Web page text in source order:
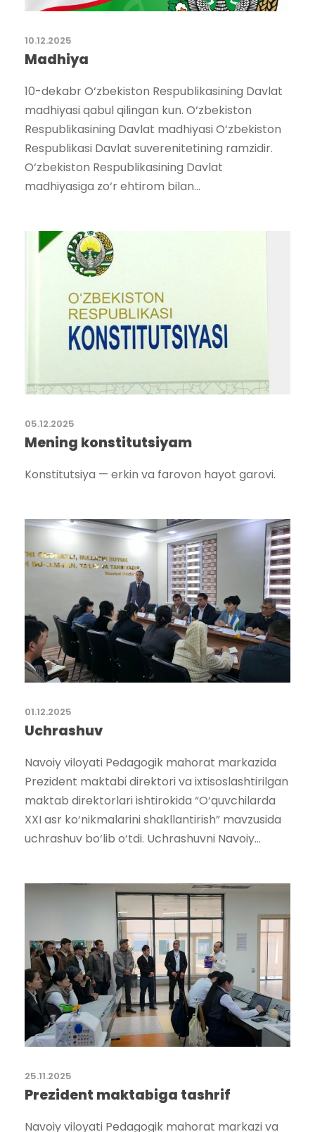
10.12.2025
Madhiya
10-dekabr O‘zbekiston Respublikasining Davlat
madhiyasi qabul qilingan kun. O‘zbekiston
Respublikasining Davlat madhiyasi O‘zbekiston
Respublikasi Davlat suverenitetining ramzidir.
O‘zbekiston Respublikasining Davlat
madhiyasiga zo‘r ehtirom bilan...
05.12.2025
Mening konstitutsiyam
Konstitutsiya — erkin va farovon hayot garovi.
01.12.2025
Uchrashuv
Navoiy viloyati Pedagogik mahorat markazida
Prezident maktabi direktori va ixtisoslashtirilgan
maktab direktorlari ishtirokida “O‘quvchilarda
XXI asr ko‘nikmalarini shakllantirish” mavzusida
uchrashuv bo‘lib o‘tdi. Uchrashuvni Navoiy...
25.11.2025
Prezident maktabiga tashrif
Navoiy viloyati Pedagogik mahorat markazi va